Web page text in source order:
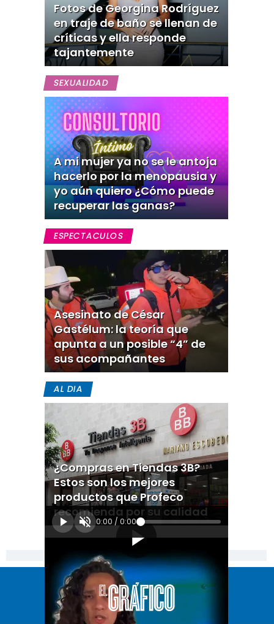
Fotos de Georgina Rodríguez
en traje de baño se llenan de
críticas y ella responde
tajantemente
SEXUALIDAD
A mi mujer ya no se le antoja
hacerlo por la menopausia y
yo aún quiero ¿Cómo puede
recuperar las ganas?
ESPECTACULOS
Asesinato de César
Gastélum: la teoría que
apunta a un posible “4” de
sus acompañantes
AL DIA
¿Compras en Tiendas 3B?
Estos son los mejores
productos que Profeco
recomienda por su calidad
0:00 / 0:00
[Publicidad]